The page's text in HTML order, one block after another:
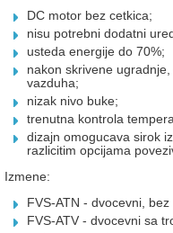
DC motor bez cetkica;
nisu potrebni dodatni
usteda energije do 70%;
nakon skrivene
vazduha;
nizak nivo buke;
trenutna kontrola
dizajn omogucava sirok
razlicitim opcijama
Izmene:
FVS-ATN - dvocevni,
FVS-ATV - dvocevni sa